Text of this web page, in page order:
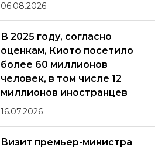
06.08.2026
В 2025 году, согласно
оценкам, Киото посетило
более 60 миллионов
человек, в том числе 12
миллионов иностранцев
16.07.2026
Визит премьер-министра